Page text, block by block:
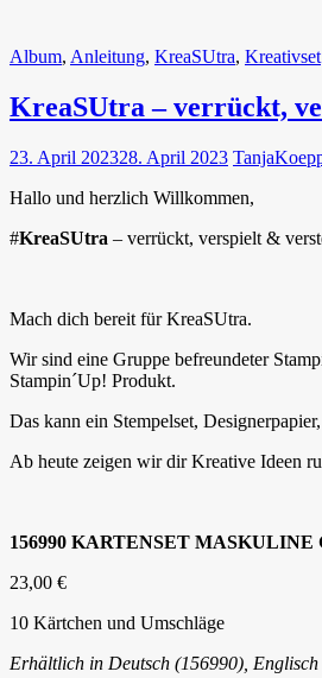
Album, Anleitung, KreaSUtra, Kreativset
KreaSUtra – verrückt,
23. April 202328. April 2023
Hallo und herzlich Willkommen,
#KreaSUtra – verrückt, verspielt &
Mach dich bereit für KreaSUtra.
Wir sind eine Gruppe befreundeter
Stampin´Up! Produkt.
Das kann ein Stempelset,
Ab heute zeigen wir dir Kreative Ideen
156990 KARTENSET MASKULINE
23,00 €
10 Kärtchen und Umschläge
Erhältlich in Deutsch (156990),